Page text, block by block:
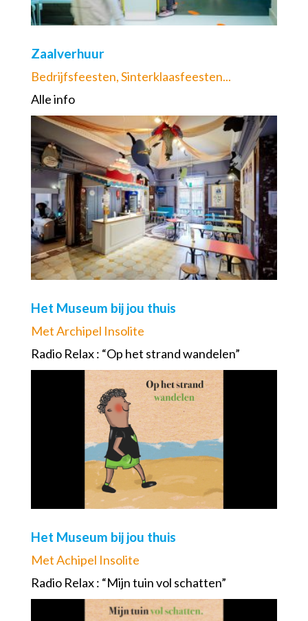
Zaalverhuur
Bedrijfsfeesten, Sinterklaasfeesten...
Alle info
Het Museum bij jou thuis
Met Archipel Insolite
Radio Relax : “Op het strand wandelen”
Het Museum bij jou thuis
Met Achipel Insolite
Radio Relax : “Mijn tuin vol schatten”